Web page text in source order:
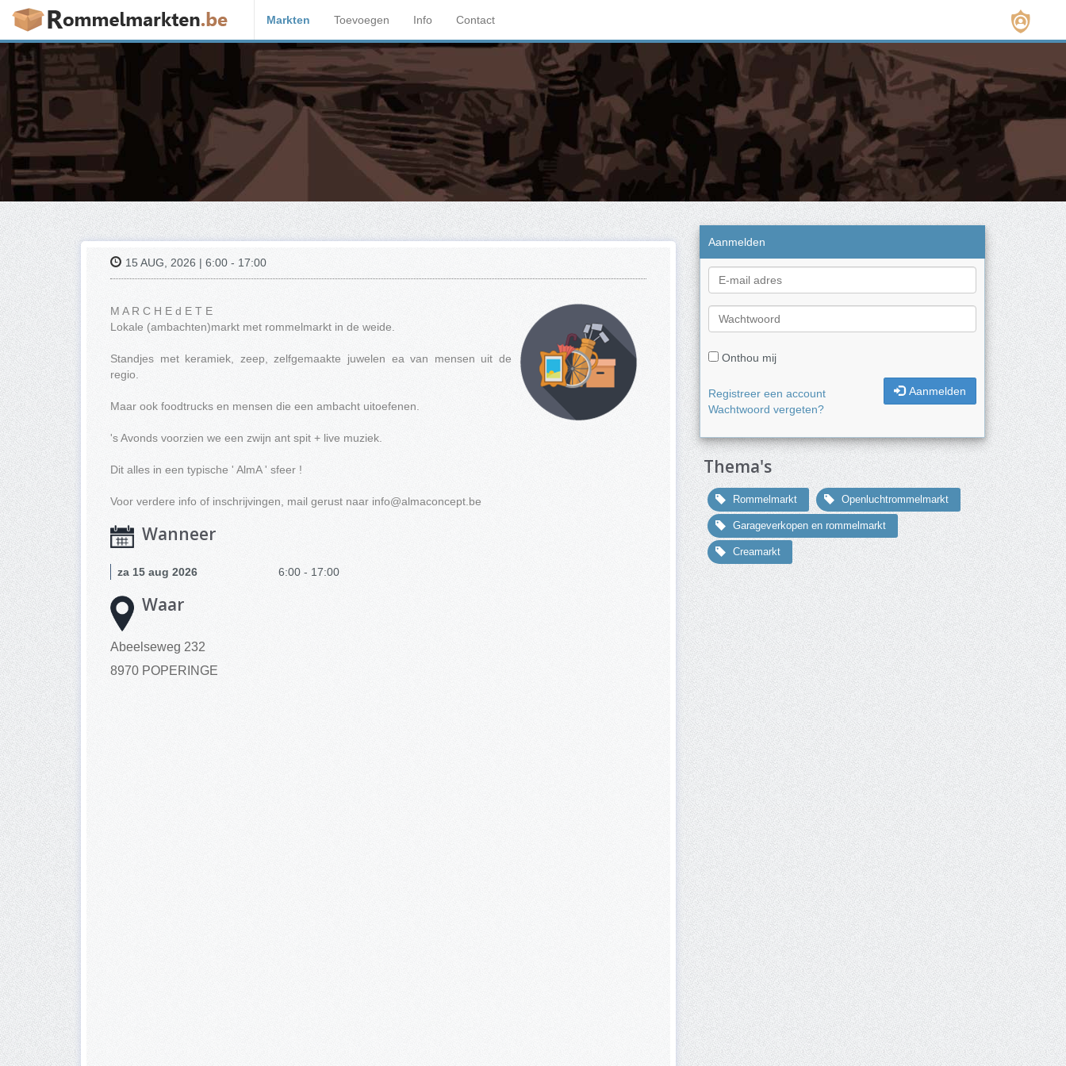
Markten Toevoegen Info Contact
Aanmelden
Onthou mij
Aanmelden
Registreer een account
Wachtwoord vergeten?
Thema's
Rommelmarkt Openluchtrommelmarkt
Garageverkopen en rommelmarkt
Creamarkt
15 AUG, 2026 | 6:00 - 17:00
M A R C H E d E T E
Lokale (ambachten)markt met rommelmarkt in de weide.
Standjes met keramiek, zeep, zelfgemaakte juwelen ea van mensen uit de
regio.
Maar ook foodtrucks en mensen die een ambacht uitoefenen.
's Avonds voorzien we een zwijn ant spit + live muziek.
Dit alles in een typische ' AlmA ' sfeer !
Voor verdere info of inschrijvingen, mail gerust naar info@almaconcept.be
Wanneer
za 15 aug 2026 6:00 - 17:00
Waar
Abeelseweg 232
8970 POPERINGE